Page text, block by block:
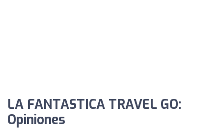
LA FANTASTICA TRAVEL GO:
Opiniones